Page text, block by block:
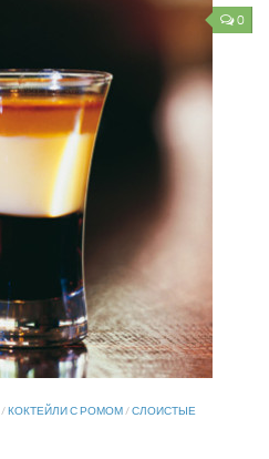
0
/КОКТЕЙЛИ С РОМОМ/СЛОИСТЫЕ